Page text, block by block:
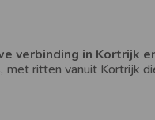
verbinding in Kortrijk
met ritten vanuit Kortrijk